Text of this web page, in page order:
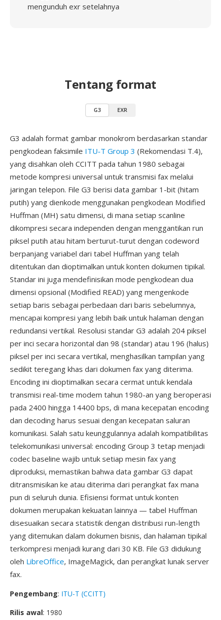
mengunduh exr setelahnya
Tentang format
G3 EXR
G3 adalah format gambar monokrom berdasarkan standar
pengkodean faksimile ITU-T Group 3 (Rekomendasi T.4),
yang disahkan oleh CCITT pada tahun 1980 sebagai
metode kompresi universal untuk transmisi fax melalui
jaringan telepon. File G3 berisi data gambar 1-bit (hitam
putih) yang dienkode menggunakan pengkodean Modified
Huffman (MH) satu dimensi, di mana setiap scanline
dikompresi secara independen dengan menggantikan run
piksel putih atau hitam berturut-turut dengan codeword
berpanjang variabel dari tabel Huffman yang telah
ditentukan dan dioptimalkan untuk konten dokumen tipikal.
Standar ini juga mendefinisikan mode pengkodean dua
dimensi opsional (Modified READ) yang mengenkode
setiap baris sebagai perbedaan dari baris sebelumnya,
mencapai kompresi yang lebih baik untuk halaman dengan
redundansi vertikal. Resolusi standar G3 adalah 204 piksel
per inci secara horizontal dan 98 (standar) atau 196 (halus)
piksel per inci secara vertikal, menghasilkan tampilan yang
sedikit teregang khas dari dokumen fax yang diterima.
Encoding ini dioptimalkan secara cermat untuk kendala
transmisi real-time modem tahun 1980-an yang beroperasi
pada 2400 hingga 14400 bps, di mana kecepatan encoding
dan decoding harus sesuai dengan kecepatan saluran
komunikasi. Salah satu keunggulannya adalah kompatibilitas
telekomunikasi universal: encoding Group 3 tetap menjadi
codec baseline wajib untuk setiap mesin fax yang
diproduksi, memastikan bahwa data gambar G3 dapat
ditransmisikan ke atau diterima dari perangkat fax mana
pun di seluruh dunia. Efisiensi format untuk konten
dokumen merupakan kekuatan lainnya — tabel Huffman
disesuaikan secara statistik dengan distribusi run-length
yang ditemukan dalam dokumen bisnis, dan halaman tipikal
terkompresi menjadi kurang dari 30 KB. File G3 didukung
oleh LibreOffice, ImageMagick, dan perangkat lunak server
fax.
Pengembang: ITU-T (CCITT)
Rilis awal: 1980